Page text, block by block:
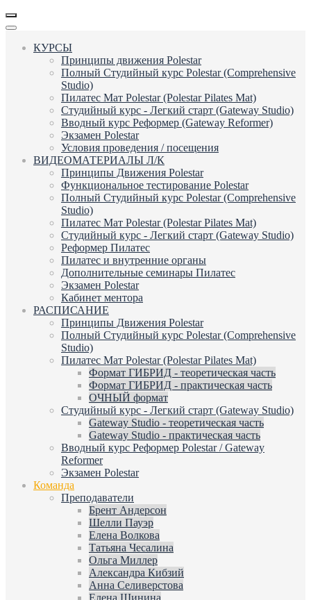
КУРСЫ
Принципы движения Polestar
Полный Студийный курс Polestar (Comprehensive
Studio)
Пилатес Мат Polestar (Polestar Pilates Mat)
Студийный курс - Легкий старт (Gateway Studio)
Вводный курс Реформер (Gateway Reformer)
Экзамен Polestar
Условия проведения / посещения
ВИДЕОМАТЕРИАЛЫ Л/К
Принципы Движения Polestar
Функциональное тестирование Polestar
Полный Студийный курс Polestar (Comprehensive
Studio)
Пилатес Мат Polestar (Polestar Pilates Mat)
Студийный курс - Легкий старт (Gateway Studio)
Реформер Пилатес
Пилатес и внутренние органы
Дополнительные семинары Пилатес
Экзамен Polestar
Кабинет ментора
РАСПИСАНИЕ
Принципы Движения Polestar
Полный Студийный курс Polestar (Comprehensive
Studio)
Пилатес Мат Polestar (Polestar Pilates Mat)
Формат ГИБРИД - теоретическая часть
Формат ГИБРИД - практическая часть
ОЧНЫЙ формат
Студийный курс - Легкий старт (Gateway Studio)
Gateway Studio - теоретическая часть
Gateway Studio - практическая часть
Вводный курс Реформер Polestar / Gateway
Reformer
Экзамен Polestar
Команда
Преподаватели
Брент Андерсон
Шелли Пауэр
Елена Волкова
Татьяна Чесалина
Ольга Миллер
Александра Кибзий
Анна Селиверстова
Елена Шинина